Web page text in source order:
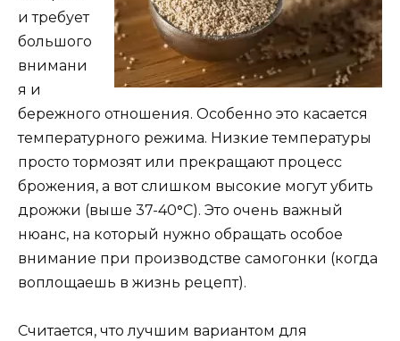
и требует
большого
внимани
я и
бережного отношения. Особенно это касается
температурного режима. Низкие температуры
просто тормозят или прекращают процесс
брожения, а вот слишком высокие могут убить
дрожжи (выше 37-40°С). Это очень важный
нюанс, на который нужно обращать особое
внимание при производстве самогонки (когда
воплощаешь в жизнь рецепт).
Считается, что лучшим вариантом для